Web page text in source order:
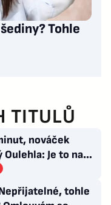
Tohle
TITULŮ
nováček
Je to na
tohle